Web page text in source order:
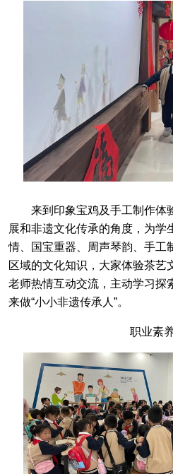
来到印象宝鸡及手工制作体
展和非遗文化传承的角度，为学
情、国宝重器、周声琴韵、手工
区域的文化知识，大家体验茶艺
老师热情互动交流，主动学习探
来做“小小非遗传承人”。
职业素